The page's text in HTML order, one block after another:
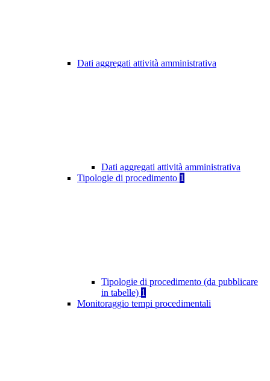
Dati aggregati attività amministrativa
Dati aggregati attività amministrativa
Tipologie di procedimento 1
Tipologie di procedimento (da pubblicare
in tabelle) 1
Monitoraggio tempi procedimentali